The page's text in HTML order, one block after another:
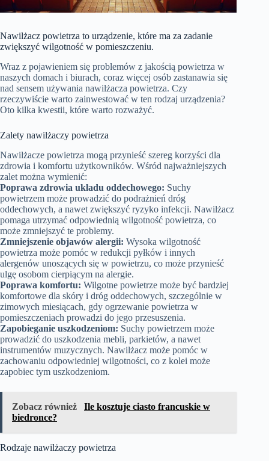
Nawilżacz powietrza to urządzenie, które ma za zadanie
zwiększyć wilgotność w pomieszczeniu.
Wraz z pojawieniem się problemów z jakością powietrza w
naszych domach i biurach, coraz więcej osób zastanawia się
nad sensem używania nawilżacza powietrza. Czy
rzeczywiście warto zainwestować w ten rodzaj urządzenia?
Oto kilka kwestii, które warto rozważyć.
Zalety nawilżaczy powietrza
Nawilżacze powietrza mogą przynieść szereg korzyści dla
zdrowia i komfortu użytkowników. Wśród najważniejszych
zalet można wymienić:
Poprawa zdrowia układu oddechowego: Suchy
powietrzem może prowadzić do podrażnień dróg
oddechowych, a nawet zwiększyć ryzyko infekcji. Nawilżacz
pomaga utrzymać odpowiednią wilgotność powietrza, co
może zmniejszyć te problemy.
Zmniejszenie objawów alergii: Wysoka wilgotność
powietrza może pomóc w redukcji pyłków i innych
alergenów unoszących się w powietrzu, co może przynieść
ulgę osobom cierpiącym na alergie.
Poprawa komfortu: Wilgotne powietrze może być bardziej
komfortowe dla skóry i dróg oddechowych, szczególnie w
zimowych miesiącach, gdy ogrzewanie powietrza w
pomieszczeniach prowadzi do jego przesuszenia.
Zapobieganie uszkodzeniom: Suchy powietrzem może
prowadzić do uszkodzenia mebli, parkietów, a nawet
instrumentów muzycznych. Nawilżacz może pomóc w
zachowaniu odpowiedniej wilgotności, co z kolei może
zapobiec tym uszkodzeniom.
Zobacz również
Ile kosztuje ciasto francuskie w
biedronce?
Rodzaje nawilżaczy powietrza